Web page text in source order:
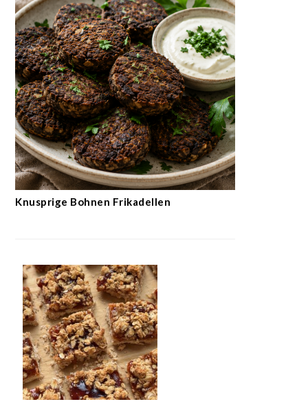
Knusprige Bohnen Frikadellen